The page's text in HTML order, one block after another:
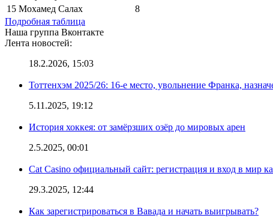
15 Мохамед Салах
8
Подробная таблица
Наша группа Вконтакте
Лента новостей:
18.2.2026, 15:03
Тоттенхэм 2025/26: 16-е место, увольнение Франка,
5.11.2025, 19:12
История хоккея: от замёрзших озёр до мировых арен
2.5.2025, 00:01
Cat Casino официальный сайт: регистрация и вход в мир
29.3.2025, 12:44
Как зарегистрироваться в Вавада и начать выигрывать?